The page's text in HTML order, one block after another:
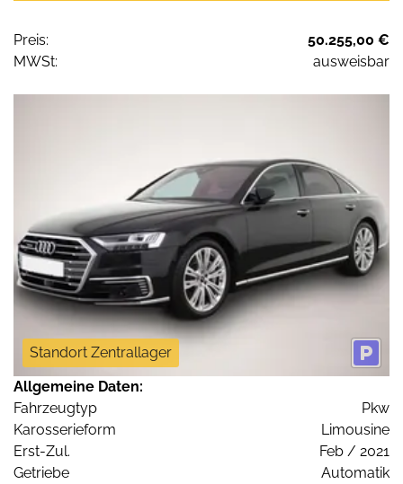
Preis:
50.255,00 €
MWSt:
ausweisbar
Standort Zentrallager
Allgemeine Daten:
Fahrzeugtyp
Pkw
Karosserieform
Limousine
Erst-Zul.
Feb / 2021
Getriebe
Automatik